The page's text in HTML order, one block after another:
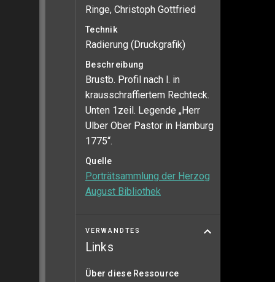
Ringe, Christoph Gottfried
Technik
Radierung (Druckgrafik)
Beschreibung
Brustb. Profil nach l. in
krausschraffiertem Rechteck.
Unten 1zeil. Legende „Herr
Ulber Ober Pastor in Hamburg
1775“.
Quelle
Porträtsammlung der Herzog
August Bibliothek
VERWANDTES
Links
Über diese Ressource